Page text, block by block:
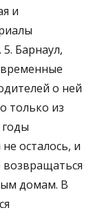
и
Барнаул,
о ней
только из
осталось, и
домам. В